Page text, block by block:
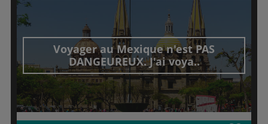
Voyager au Mexique n'est PAS
DANGEUREUX. J'ai voya..